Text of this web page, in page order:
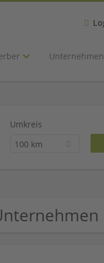
Unternehmen
Umkreis
100 km